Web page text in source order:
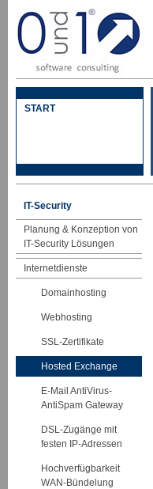
START
IT-Security
Planung & Konzeption von
IT-Security Lösungen
Internetdienste
Domainhosting
Webhosting
SSL-Zertifikate
Hosted Exchange
E-Mail AntiVirus-
AntiSpam Gateway
DSL-Zugänge mit
festen IP-Adressen
Hochverfügbarkeit
WAN-Bündelung